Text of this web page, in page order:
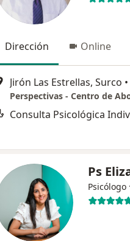
Dirección Online
Jirón Las Estrellas, Surco •
Perspectivas - Centro de
Consulta Psicológica
Ps
Psicólogo ·